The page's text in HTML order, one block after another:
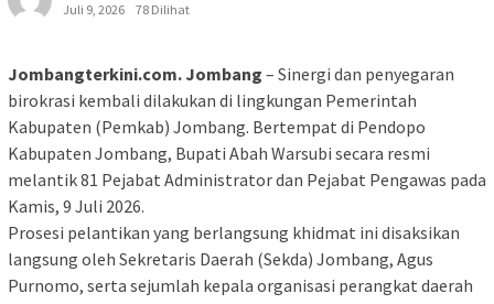
Juli 9, 2026
78 Dilihat
Jombangterkini.com. Jombang – Sinergi dan penyegaran
birokrasi kembali dilakukan di lingkungan Pemerintah
Kabupaten (Pemkab) Jombang. Bertempat di Pendopo
Kabupaten Jombang, Bupati Abah Warsubi secara resmi
melantik 81 Pejabat Administrator dan Pejabat Pengawas pada
Kamis, 9 Juli 2026.
​Prosesi pelantikan yang berlangsung khidmat ini disaksikan
langsung oleh Sekretaris Daerah (Sekda) Jombang, Agus
Purnomo, serta sejumlah kepala organisasi perangkat daerah